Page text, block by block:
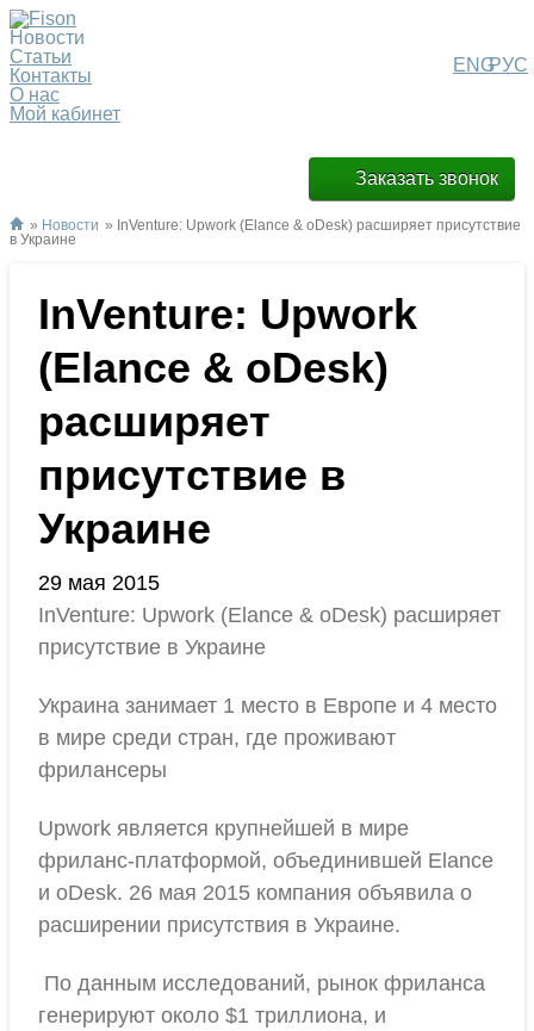
РУС
ENG
Новости
Статьи
Контакты
О нас
Мой кабинет
Заказать звонок
» Новости » InVenture: Upwork (Elance & oDesk) расширяет присутствие
в Украине
InVenture: Upwork
(Elance & oDesk)
расширяет
присутствие в
Украине
29 мая 2015
InVenture: Upwork (Elance & oDesk) расширяет
присутствие в Украине
Украина занимает 1 место в Европе и 4 место
в мире среди стран, где проживают
фрилансеры
Upwork является крупнейшей в мире
фриланс-платформой, объединившей Elance
и oDesk. 26 мая 2015 компания объявила о
расширении присутствия в Украине.
По данным исследований, рынок фриланса
генерируют около $1 триллиона, и